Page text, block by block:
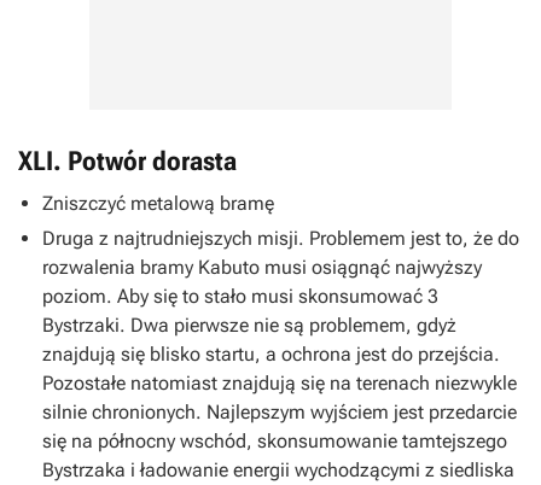
XLI. Potwór dorasta
Zniszczyć metalową bramę
Druga z najtrudniejszych misji. Problemem jest to, że do
rozwalenia bramy Kabuto musi osiągnąć najwyższy
poziom. Aby się to stało musi skonsumować 3
Bystrzaki. Dwa pierwsze nie są problemem, gdyż
znajdują się blisko startu, a ochrona jest do przejścia.
Pozostałe natomiast znajdują się na terenach niezwykle
silnie chronionych. Najlepszym wyjściem jest przedarcie
się na północny wschód, skonsumowanie tamtejszego
Bystrzaka i ładowanie energii wychodzącymi z siedliska